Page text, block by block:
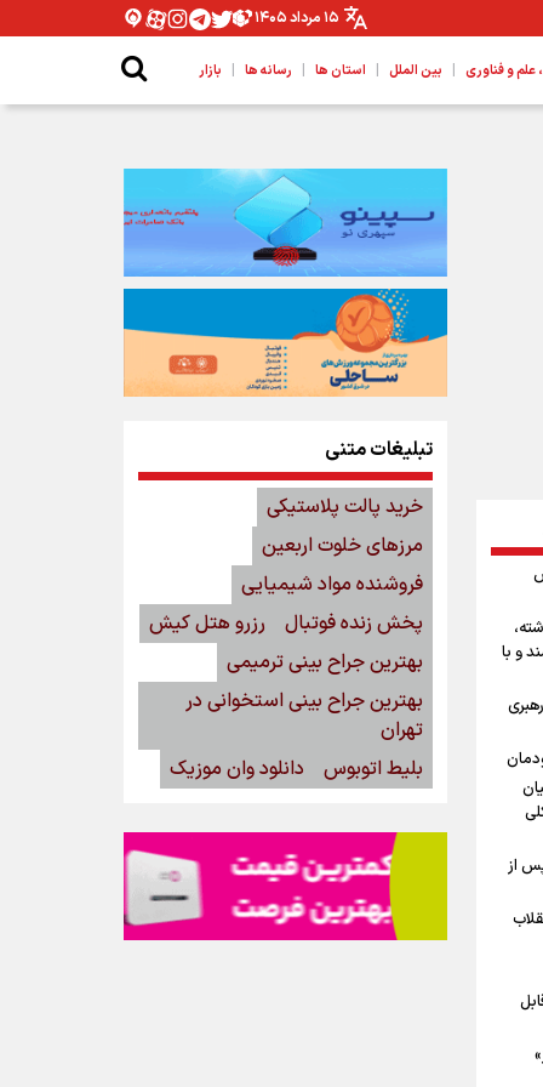
۱۵ مرداد ۱۴۰۵
و فناوری | بین الملل | استان ها | رسانه ها | بازار
و با
از
تبلیغات متنی
خرید پالت پلاستیکی
مرزهای خلوت اربعین
فروشنده مواد شیمیایی
پخش زنده فوتبال
رزرو هتل کیش
بهترین جراح بینی ترمیمی
بهترین جراح بینی استخوانی در
تهران
بلیط اتوبوس
دانلود وان موزیک